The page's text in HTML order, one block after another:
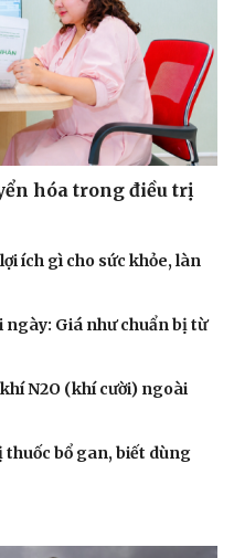
Thời trang
hóa trong điều trị
ích gì cho sức khỏe, làn
ngày: Giá như chuẩn bị từ
N2O (khí cười) ngoài
thuốc bổ gan, biết dùng